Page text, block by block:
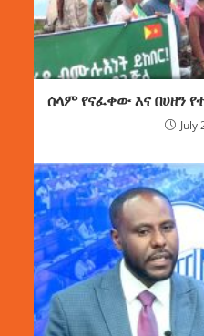
ሰላም የናፈቀው እና በሀዘን
July